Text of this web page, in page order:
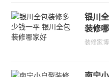
银川
装修
装修家